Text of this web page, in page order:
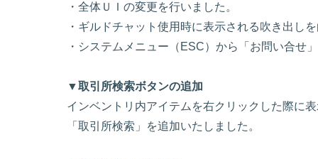
・全体ＵＩの変更を行いました。
・ギルドチャット使用時に表示される吹き出し
・システムメニュー（ESC）から「お問い合せ
▼取引所検索ボタンの追加
インベントリ内アイテムを右クリックした際に
「取引所検索」を追加いたしました。